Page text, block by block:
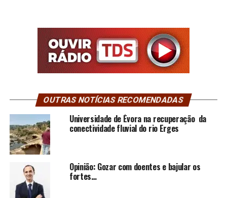
OUTRAS NOTÍCIAS RECOMENDADAS
Universidade de Évora na recuperação da
conectividade fluvial do rio Erges
Opinião: Gozar com doentes e bajular os
fortes…